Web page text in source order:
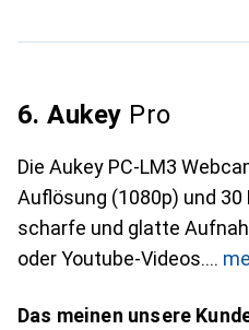
6. Aukey Pro
Die Aukey PC-LM3
Auflösung (1080p) und 30
scharfe und glatte
oder Youtube-Videos.
Das meinen unsere